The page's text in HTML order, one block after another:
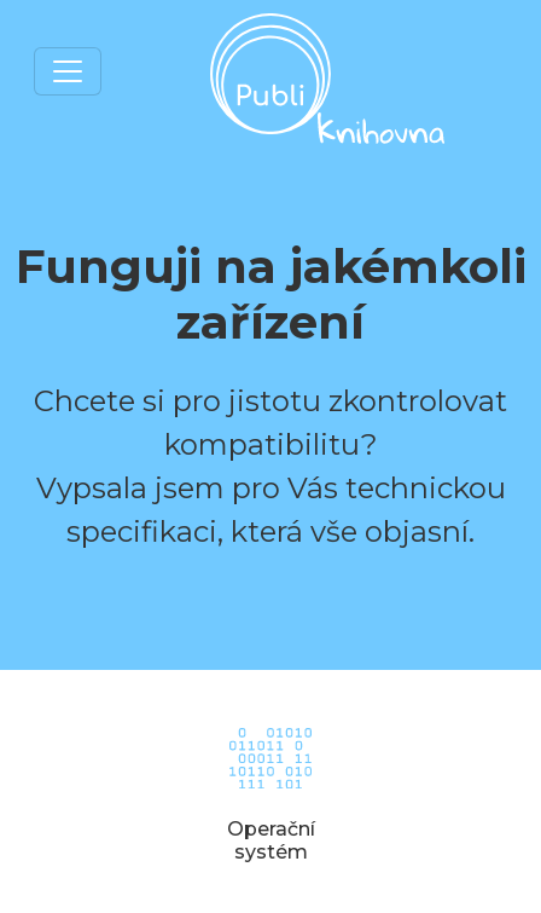
Funguji na jakémkoli
zařízení
Chcete si pro jistotu zkontrolovat
kompatibilitu?
Vypsala jsem pro Vás technickou
specifikaci, která vše objasní.
Operační
systém